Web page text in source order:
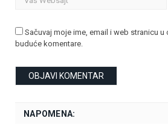
Sačuvaj moje ime, email i web stranicu
buduće komentare.
NAPOMENA: